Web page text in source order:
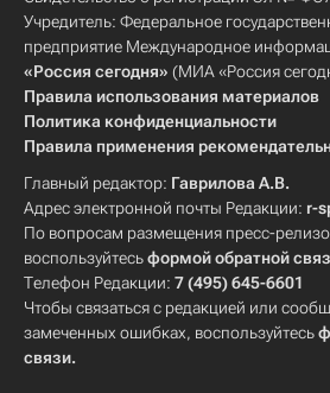
Учредитель: Федеральное
предприятие Международное
«Россия сегодня» (МИА «Россия
Правила использования материалов
Политика конфиденциальности
Правила применения
Главный редактор: Гаврилова А.В.
Адрес электронной почты Редакции: r-
По вопросам размещения пресс-
воспользуйтесьформой обратной
Телефон Редакции: 7 (495) 645-6601
Чтобы связаться с редакцией или
замеченных ошибках, воспользуйтесь
связи.